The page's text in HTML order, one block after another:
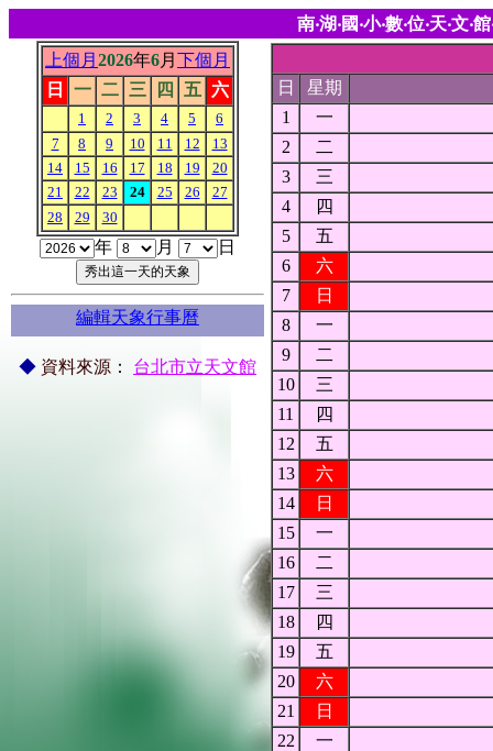
南‧湖‧國‧小‧數‧位‧天‧文‧
上個月 2026年6月 下個月
日
一 二 三 四 五 六
1 2 3 4 5
6
7
8 9 10 11 12
13
14
15 16 17 18 19
20
21
22 23 24 25 26
27
28
29 30
年 月 日
編輯天象行事曆
◆ 資料來源 ： 台北市立天文館
日
星期
1
一
2
二
3
三
4
四
5
五
6
六
7
日
8
一
9
二
10
三
11
四
12
五
13
六
14
日
15
一
16
二
17
三
18
四
19
五
20
六
21
日
22
一